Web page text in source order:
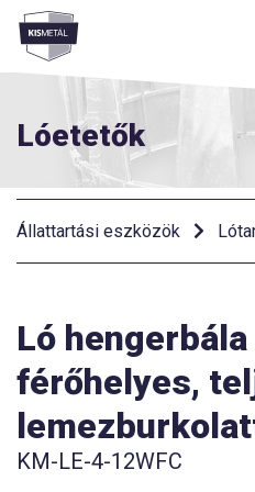
Menü
Lóetetők
Állattartási eszközök
Ló
férőhelyes,
KM-LE-4-12WFC